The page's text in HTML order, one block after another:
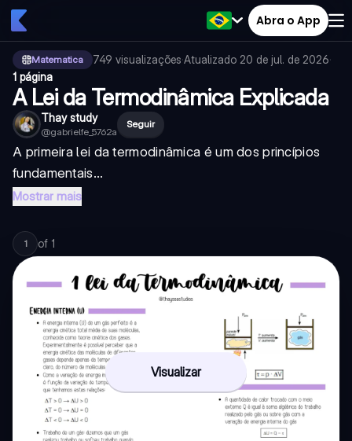
Abra o App
Matematica 749 visualizações·Atualizado 20 de jul. de 2026·
1 página
A Lei da Termodinâmica Explicada
Thay study
@gabrielfe_5762a
Seguir
A primeira lei da termodinâmica é um dos princípios
fundamentais...
Mostrar mais
1 of 1
Visualizar